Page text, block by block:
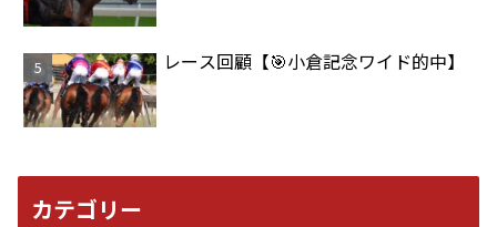
レース回顧【🎯小倉記念ワイド的中】
カテゴリー